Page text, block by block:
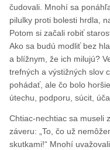
čudovali. Mnohí sa
pilulky proti bolesti hrdla,
Potom si začali robiť
Ako sa budú modliť bez
a blížnym, že ich milujú?
trefných a výstižných slov
pohádať, ale čo bolo
útechu, podporu, súcit,
Chtiac-nechtiac sa museli
záveru: „To, čo už
skutkami!“ Mnohí